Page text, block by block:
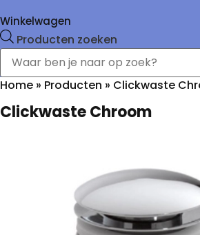
Winkelwagen
Producten zoeken
Home » Producten » Clickwaste
Clickwaste Chroom